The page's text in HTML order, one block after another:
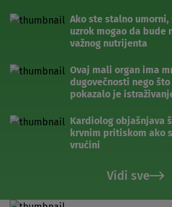
Ako ste stalno
uzrok mogao da bude
važnog nutrijenta
Ovaj mali organ ima
dugovečnosti nego
pokazalo je
Kardiolog objašnjava
krvnim pritiskom ako
vrućini
Vidi sve